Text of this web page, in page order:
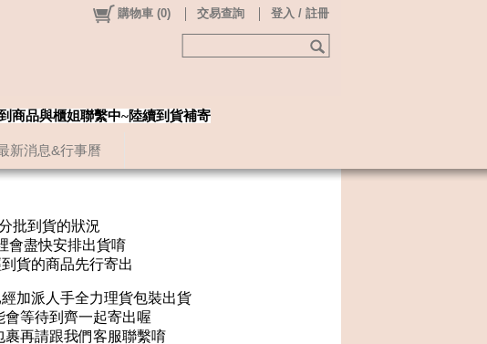
新消息&行事曆
購物車 (0) 交易查詢 登入 / 註冊
商品與櫃姐聯繫中~陸續到貨補寄